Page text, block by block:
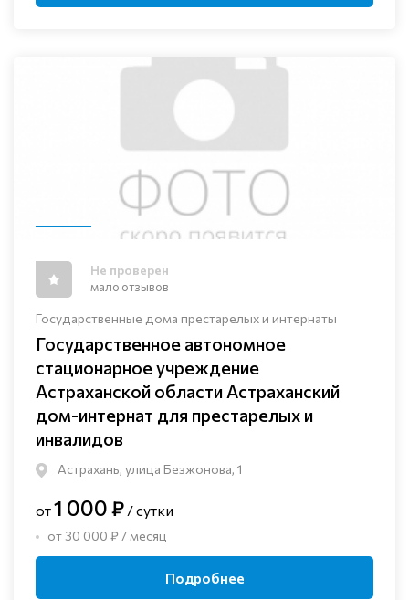
Государственные дома престарелых и интернаты
Государственное автономное
стационарное учреждение
Астраханской области Астраханский
дом-интернат для престарелых и
инвалидов
Астрахань, улица Безжонова, 1
Не проверен
мало отзывов
от1 000 ₽ / сутки
от 30 000 ₽ / месяц
Подробнее